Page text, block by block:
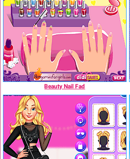
Beauty Nail Fad